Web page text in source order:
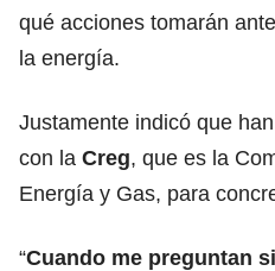
qué acciones tomarán
la energía.
Justamente indicó que
con la Creg, que es la
Energía y Gas, para
“Cuando me preguntan